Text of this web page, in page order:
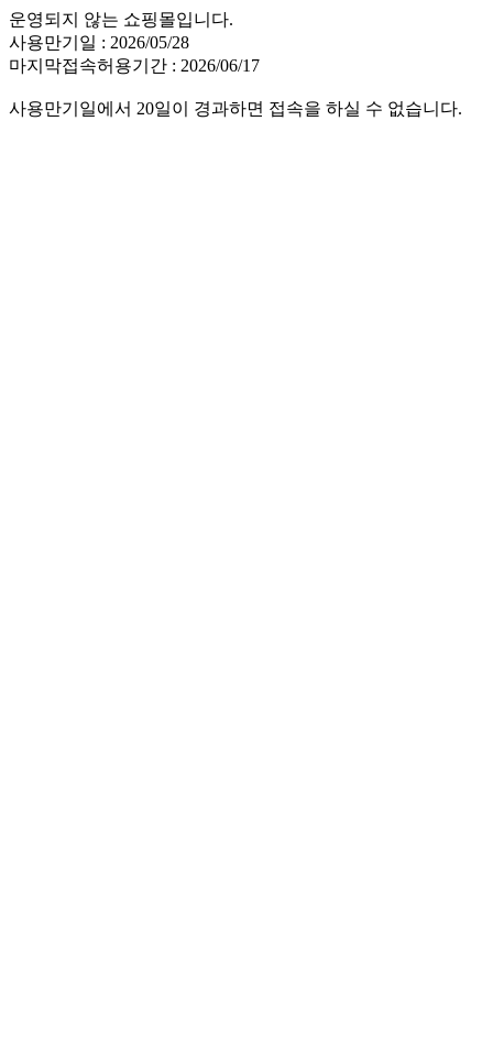
운영되지 않는 쇼핑몰입니다.
사용만기일 : 2026/05/28
마지막접속허용기간 : 2026/06/17
사용만기일에서 20일이 경과하면 접속을 하실 수 없습니다.